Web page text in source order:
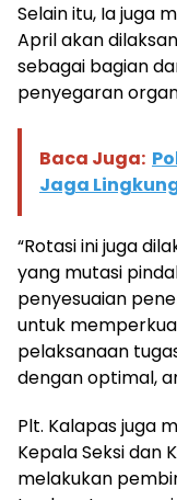
Selain itu, Ia juga
April akan
sebagai bagian
penyegaran
Baca Juga:
Jaga
“Rotasi ini juga
yang mutasi
penyesuaian
untuk
pelaksanaan
dengan optimal,
Plt. Kalapas juga
Kepala Seksi dan
melakukan